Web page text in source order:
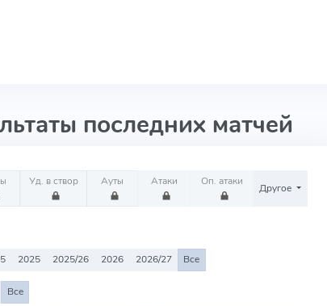
последних матчей
Уд. в створ Ауты Атаки Оп. атаки
Другое
2025 2025/26 2026 2026/27 Все
Все